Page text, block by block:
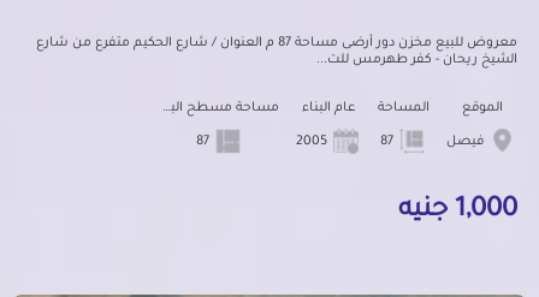
معروض للبيع مخزن دور أرضى مساحة 87 م العنوان / شارع الحكيم متفرع من شارع
الشيخ ريحان - كفر طهرمس للت...
الموقع
فيصل
المساحة عام البناء مساحة مسطح البناء
87
1,000 جنيه